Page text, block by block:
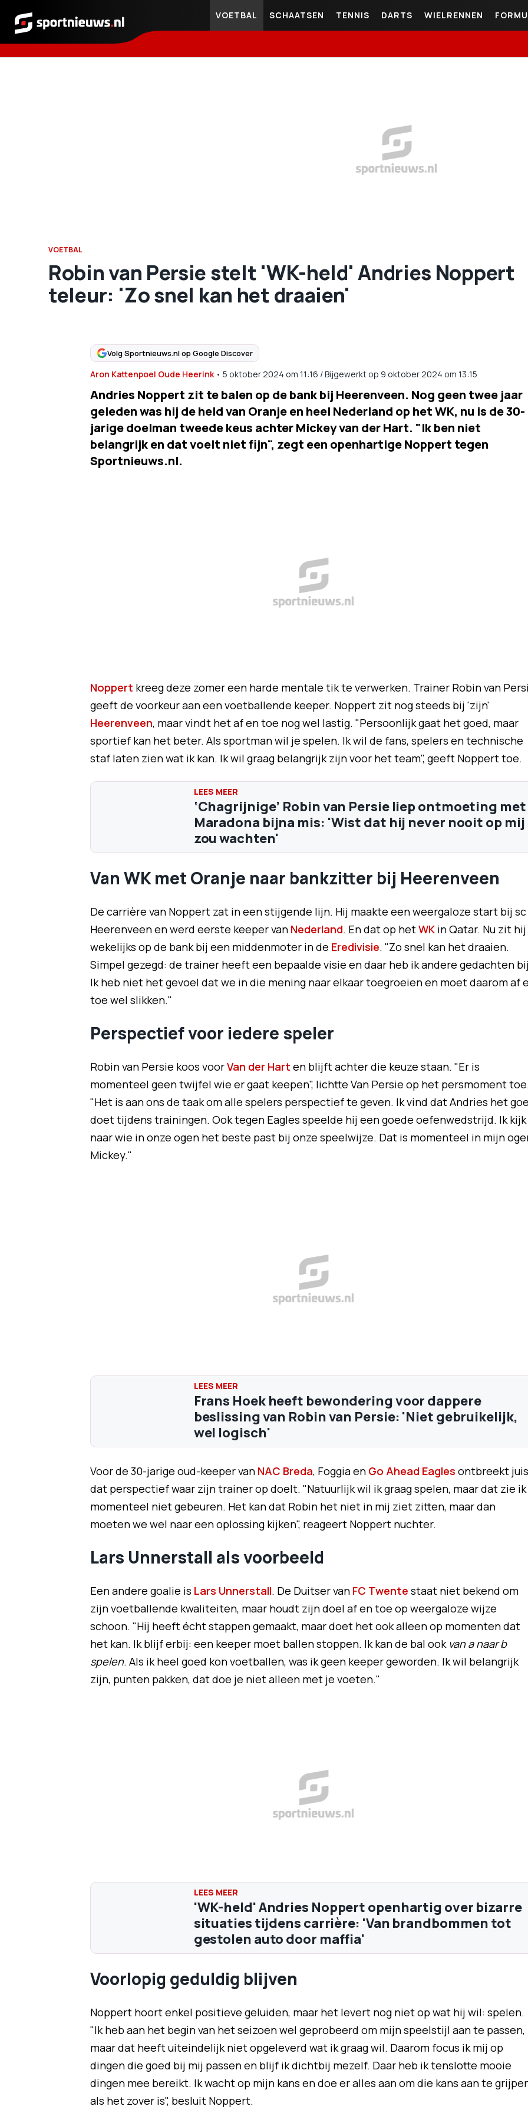
Sportnieuws.nl
VOETBAL SCHAATSEN TENNIS DARTS WIELRENNEN
VOETBAL
Robin van Persie stelt 'WK-held' Andries Noppert
teleur: 'Zo snel kan het draaien'
Volg Sportnieuws.nl op Google Discover
Aron Kattenpoel Oude Heerink• 5 oktober 2024 om 11:16 /Bijgewerkt op 9 oktober 2024 om 13:15
Andries Noppert zit te balen op de bank bij Heerenveen. Nog geen twee jaar
geleden was hij de held van Oranje en heel Nederland op het WK, nu is de 30-
jarige doelman tweede keus achter Mickey van der Hart. "Ik ben niet
belangrijk en dat voelt niet fijn", zegt een openhartige Noppert tegen
Sportnieuws.nl.
Noppert kreeg deze zomer een harde mentale tik te verwerken. Trainer Robin van
geeft de voorkeur aan een voetballende keeper. Noppert zit nog steeds bij 'zijn'
Heerenveen, maar vindt het af en toe nog wel lastig. "Persoonlijk gaat het goed, maar
sportief kan het beter. Als sportman wil je spelen. Ik wil de fans, spelers en technische
staf laten zien wat ik kan. Ik wil graag belangrijk zijn voor het team", geeft Noppert toe.
‘Chagrijnige’ Robin van Persie liep ontmoeting met
Maradona bijna mis: 'Wist dat hij never nooit op mij
zou wachten'
Van WK met Oranje naar bankzitter bij Heerenveen
De carrière van Noppert zat in een stijgende lijn. Hij maakte een weergaloze start bij sc
Heerenveen en werd eerste keeper van Nederland. En dat op hetWKin Qatar. Nu zit hij
wekelijks op de bank bij een middenmoter in de Eredivisie. "Zo snel kan het draaien.
Simpel gezegd: de trainer heeft een bepaalde visie en daar heb ik andere gedachten
Ik heb niet het gevoel dat we in die mening naar elkaar toegroeien en moet daarom af
toe wel slikken."
Perspectief voor iedere speler
Robin van Persie koos voorVan der Hart en blijft achter die keuze staan. "Er is
momenteel geen twijfel wie er gaat keepen", lichtte Van Persie op het persmoment
"Het is aan ons de taak om alle spelers perspectief te geven. Ik vind dat Andries het
doet tijdens trainingen. Ook tegen Eagles speelde hij een goede oefenwedstrijd. Ik kijk
naar wie in onze ogen het beste past bij onze speelwijze. Dat is momenteel in mijn
Mickey."
Frans Hoek heeft bewondering voor dappere
beslissing van Robin van Persie: 'Niet gebruikelijk,
wel logisch'
Voor de 30-jarige oud-keeper van NAC Breda, Foggia en Go Ahead Eagles ontbreekt
dat perspectief waar zijn trainer op doelt. "Natuurlijk wil ik graag spelen, maar dat zie ik
momenteel niet gebeuren. Het kan dat Robin het niet in mij ziet zitten, maar dan
moeten we wel naar een oplossing kijken", reageert Noppert nuchter.
Lars Unnerstall als voorbeeld
Een andere goalie is Lars Unnerstall. De Duitser van FC Twente staat niet bekend om
zijn voetballende kwaliteiten, maar houdt zijn doel af en toe op weergaloze wijze
schoon. "Hij heeft écht stappen gemaakt, maar doet het ook alleen op momenten dat
het kan. Ik blijf erbij: een keeper moet ballen stoppen. Ik kan de bal ook van a naar b
spelen. Als ik heel goed kon voetballen, was ik geen keeper geworden. Ik wil belangrijk
zijn, punten pakken, dat doe je niet alleen met je voeten."
'WK-held' Andries Noppert openhartig over bizarre
situaties tijdens carrière: 'Van brandbommen tot
gestolen auto door maffia'
Voorlopig geduldig blijven
Noppert hoort enkel positieve geluiden, maar het levert nog niet op wat hij wil: spelen.
"Ik heb aan het begin van het seizoen wel geprobeerd om mijn speelstijl aan te passen,
maar dat heeft uiteindelijk niet opgeleverd wat ik graag wil. Daarom focus ik mij op
dingen die goed bij mij passen en blijf ik dichtbij mezelf. Daar heb ik tenslotte mooie
dingen mee bereikt. Ik wacht op mijn kans en doe er alles aan om die kans aan te
als het zover is", besluit Noppert.